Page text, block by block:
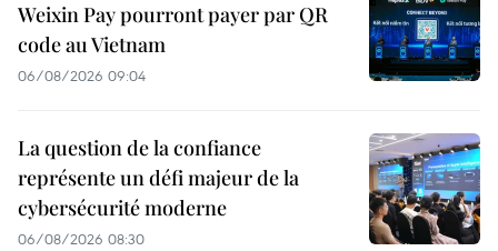
Weixin Pay pourront payer par QR
code au Vietnam
06/08/2026 09:04
La question de la confiance
représente un défi majeur de la
cybersécurité moderne
06/08/2026 08:30